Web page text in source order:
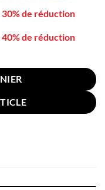
30% de réduction
40% de réduction
13cm